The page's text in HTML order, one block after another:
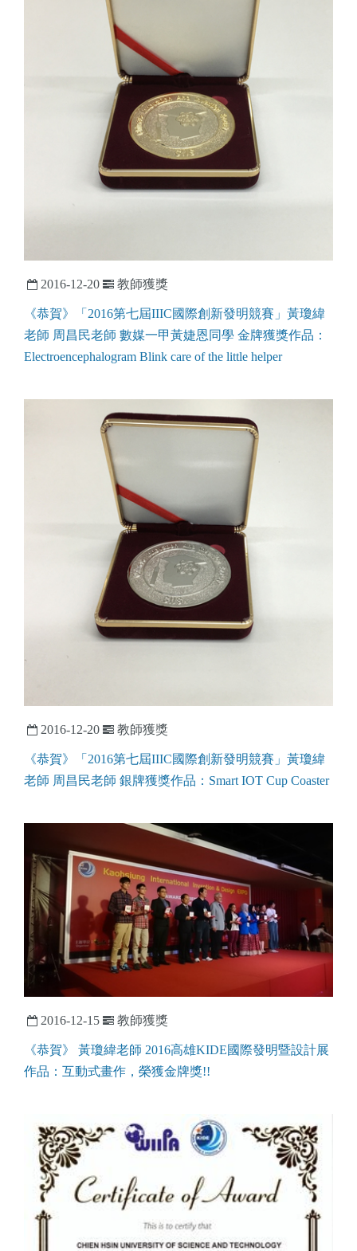
2016-12-20 教師獲獎
《恭賀》「2016第七屆IIIC國際創新發明競賽」黃瓊緯
老師 周昌民老師 數媒一甲黃婕恩同學 金牌獲獎作品：
Electroencephalogram Blink care of the little helper
2016-12-20 教師獲獎
《恭賀》「2016第七屆IIIC國際創新發明競賽」黃瓊緯
老師 周昌民老師 銀牌獲獎作品：Smart IOT Cup Coaster
2016-12-15 教師獲獎
《恭賀》 黃瓊緯老師 2016高雄KIDE國際發明暨設計展
作品：互動式畫作，榮獲金牌獎!!